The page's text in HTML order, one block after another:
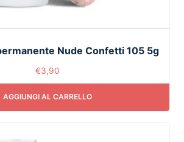
Nude Confetti 105 5g
€3,90
AGGIUNGI AL CARRELLO